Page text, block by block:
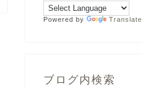
Powered by Translate
ブログ内検索